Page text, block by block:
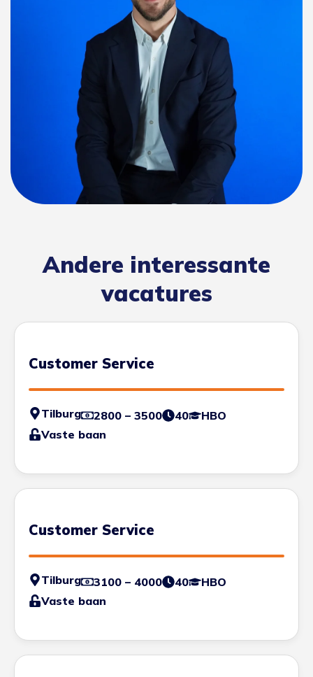
Andere interessante
vacatures
Customer Service
Tilburg 2800 – 3500 40
HBO
Vaste baan
Customer Service
Tilburg 3100 – 4000 40
HBO
Vaste baan